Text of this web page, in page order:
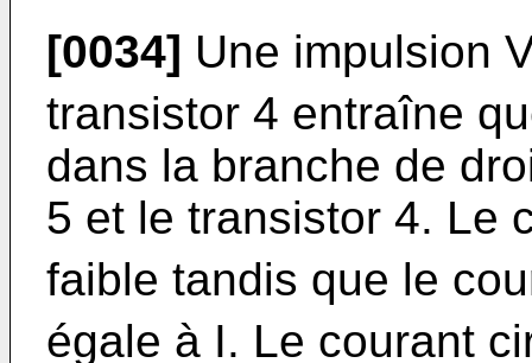
[0034] Une impulsion
transistor 4 entraîne
dans la branche de
5 et le transistor 4. Le
faible tandis que le
égale à I. Le courant